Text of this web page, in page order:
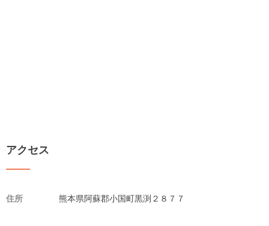
アクセス
住所 熊本県阿蘇郡小国町黒渕２８７７